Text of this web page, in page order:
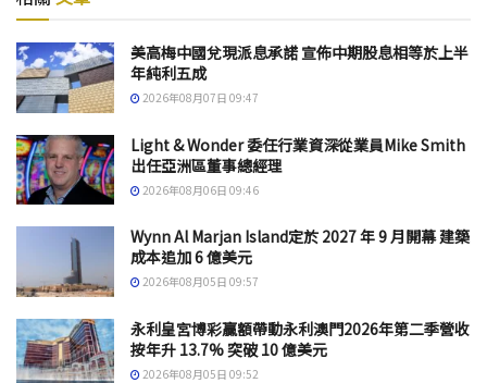
美高梅中國兌現派息承諾 宣佈中期股息相等於上半
年純利五成
2026年08月07日 09:47
Light & Wonder 委任行業資深從業員Mike Smith
出任亞洲區董事總經理
2026年08月06日 09:46
Wynn Al Marjan Island定於 2027 年 9 月開幕 建築
成本追加 6 億美元
2026年08月05日 09:57
永利皇宮博彩贏額帶動永利澳門2026年第二季營收
按年升 13.7% 突破 10 億美元
2026年08月05日 09:52